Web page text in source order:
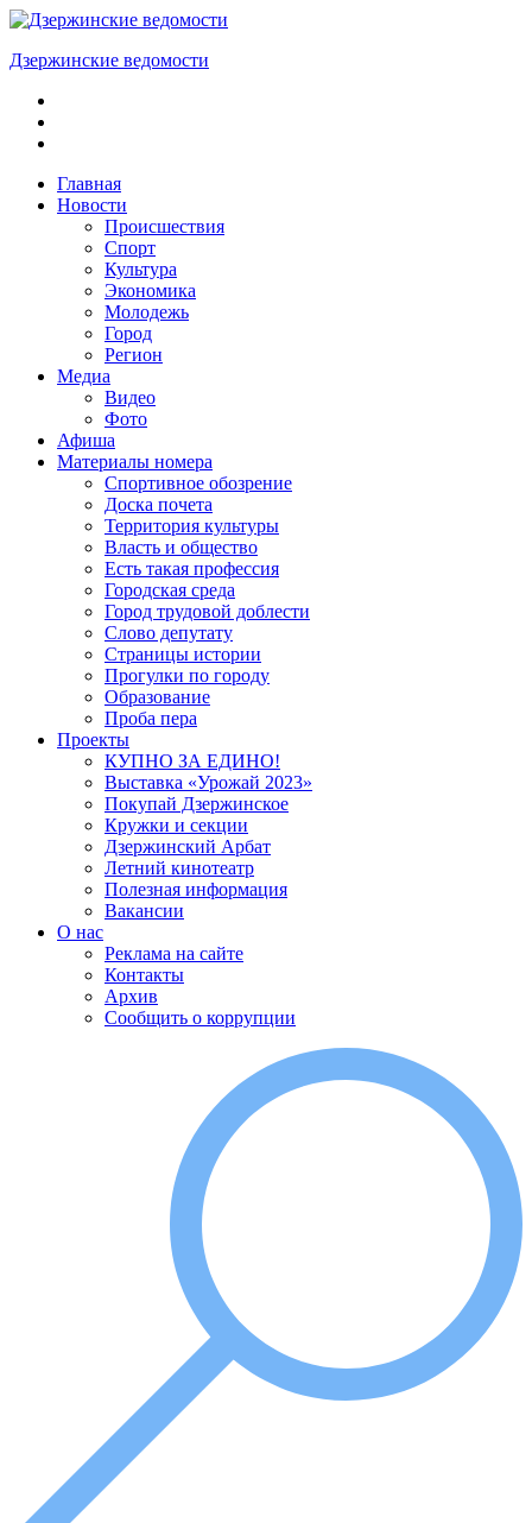
Skip
content
Дзержинские ведомости
ОБЩЕСТВЕННО-
ПОЛИТИЧЕСКАЯ
ГАЗЕТАГлавная
Новости
Происшествия
Спорт
Культура
Экономика
Молодежь
Город
Регион
Медиа
Видео
Фото
Афиша
Материалы номера
Спортивное обозрение
Доска почета
Территория культуры
Власть и общество
Есть такая профессия
Городская среда
Город трудовой доблести
Слово депутату
Страницы истории
Прогулки по городу
Образование
Проба пера
Проекты
КУПНО ЗА ЕДИНО!
Выставка «Урожай 2023»
Покупай Дзержинское
Кружки и секции
Дзержинский Арбат
Летний кинотеатр
Полезная информация
Вакансии
О нас
Реклама на сайте
Контакты
Архив
Сообщить о коррупции